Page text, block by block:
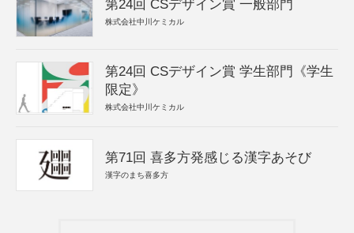
第24回 CSデザイン賞 一般部門
株式会社中川ケミカル
第24回 CSデザイン賞 学生部門《学生
限定》
株式会社中川ケミカル
第71回 喜多方発感じる漢字あそび
漢字のまち喜多方